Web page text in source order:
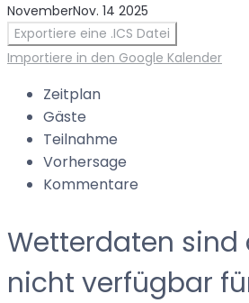
NovemberNov. 14 2025
Exportiere eine .ICS Datei
Importiere in den Google Kalender
Zeitplan
Gäste
Teilnahme
Vorhersage
Kommentare
Wetterdaten sind
nicht verfügbar